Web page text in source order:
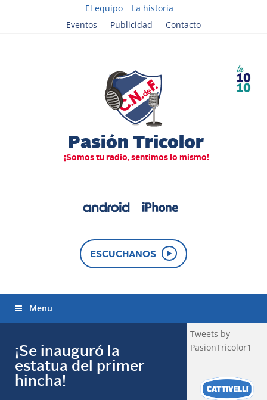
El equipo
La historia
Eventos
Publicidad Contacto
ESCUCHANOS
Menu
¡Se inauguró la
estatua del primer
hincha!
Tweets by
PasionTricolor1